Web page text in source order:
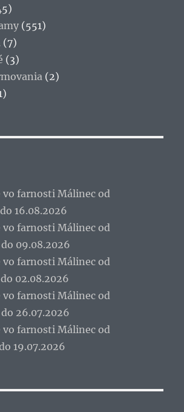
(551)
(7)
(3)
(2)
vo farnosti Málinec od
16.08.2026
vo farnosti Málinec od
09.08.2026
vo farnosti Málinec od
02.08.2026
vo farnosti Málinec od
26.07.2026
vo farnosti Málinec od
19.07.2026